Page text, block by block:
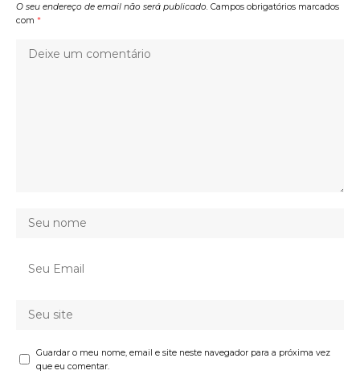
O seu endereço de email não será publicado. Campos obrigatórios marcados
com *
Guardar o meu nome, email e site neste navegador para a próxima vez
que eu comentar.